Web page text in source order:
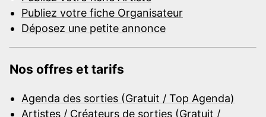
Publiez votre fiche Organisateur
Déposez une petite annonce
Nos offres et tarifs
Agenda des sorties (Gratuit / Top Agenda)
Artistes / Créateurs de sorties (Gratuit /